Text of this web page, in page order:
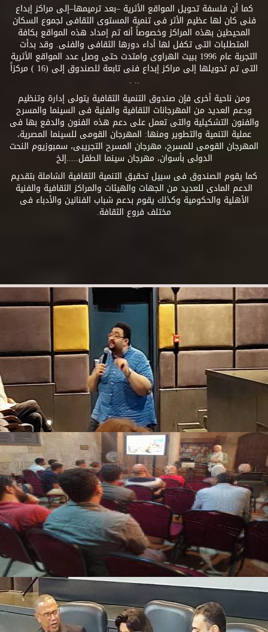
كما أن فلسفة تحويل المواقع الأثرية –بعد ترميمها–إلى مراكز إبداع
فنى كان لها عظيم الأثر فى تنمية المستوى الثقافى لجموع السكان
المحيطين بهذه المراكز وخصوصاً أنه تم إمداد هذه المواقع بكافة
المتطلبات التى تكفل لها أداء دورها الثقافى والفنى. وقد بدأت
التجربة عام 1996 ببيت الهراوى وامتدت حتى وصل عدد المواقع الأثرية
التى تم تحويلها إلى مراكز إبداع فنى تابعة للصندوق إلى (16 ) مركزاً
.. .
ومن ناحية أخرى فإن صندوق التنمية الثقافية يتولى إدارة وتنظيم
ودعم العديد من المهرجانات الثقافية والفنية فى السينما والمسرح
والفنون التشكيلية والتى تعمل على دعم هذه الفنون والدفع بها فى
عملية التنمية والتطوير ومنها: المهرجان القومى للسينما المصرية،
المهرجان القومى للمسرح، مهرجان المسرح التجريبى، سمبوزيوم النحت
الدولى بأسوان، مهرجان سينما الطفل.....إلخ
كما يقوم الصندوق فى سبيل تحقيق التنمية الثقافية الشاملة بتقديم
الدعم المادى للعديد من الجهات والهيئات والمراكز الثقافية والفنية
الأهلية والحكومية وكذلك يقوم بدعم شباب الفنانين والأدباء فى
مختلف فروع الثقافة.